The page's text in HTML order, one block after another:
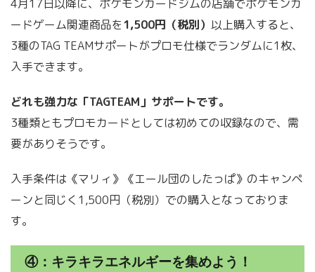
4月17日以降に、ポケモンカードジムの店舗でポケモンカ
ードゲーム関連商品を 1,500円（税別） 以上購入すると、
3種のTAG TEAMサポートがプロモ仕様でランダムに1枚、
入手できます。
どれも強力な「TAGTEAM」サポートです。
3種類ともプロモカードとしては初めての収録なので、需
要がありそうです。
入手条件は《マリィ》《エール団のしたっぱ》のキャンペ
ーンと同じく1,500円（税別）での購入となっておりま
す。
④：キラキラエネルギーを集めよう！